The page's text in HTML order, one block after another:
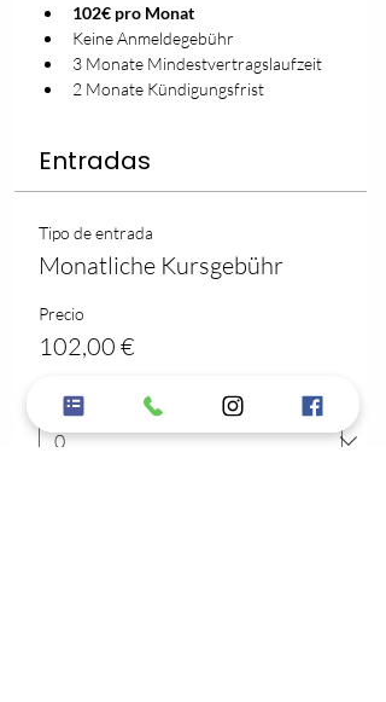
102€ pro Monat
Keine Anmeldegebühr
3 Monate Mindestvertragslaufzeit
2 Monate Kündigungsfrist
Entradas
Tipo de entrada
Monatliche Kursgebühr
Precio
102,00 €
Cantidad